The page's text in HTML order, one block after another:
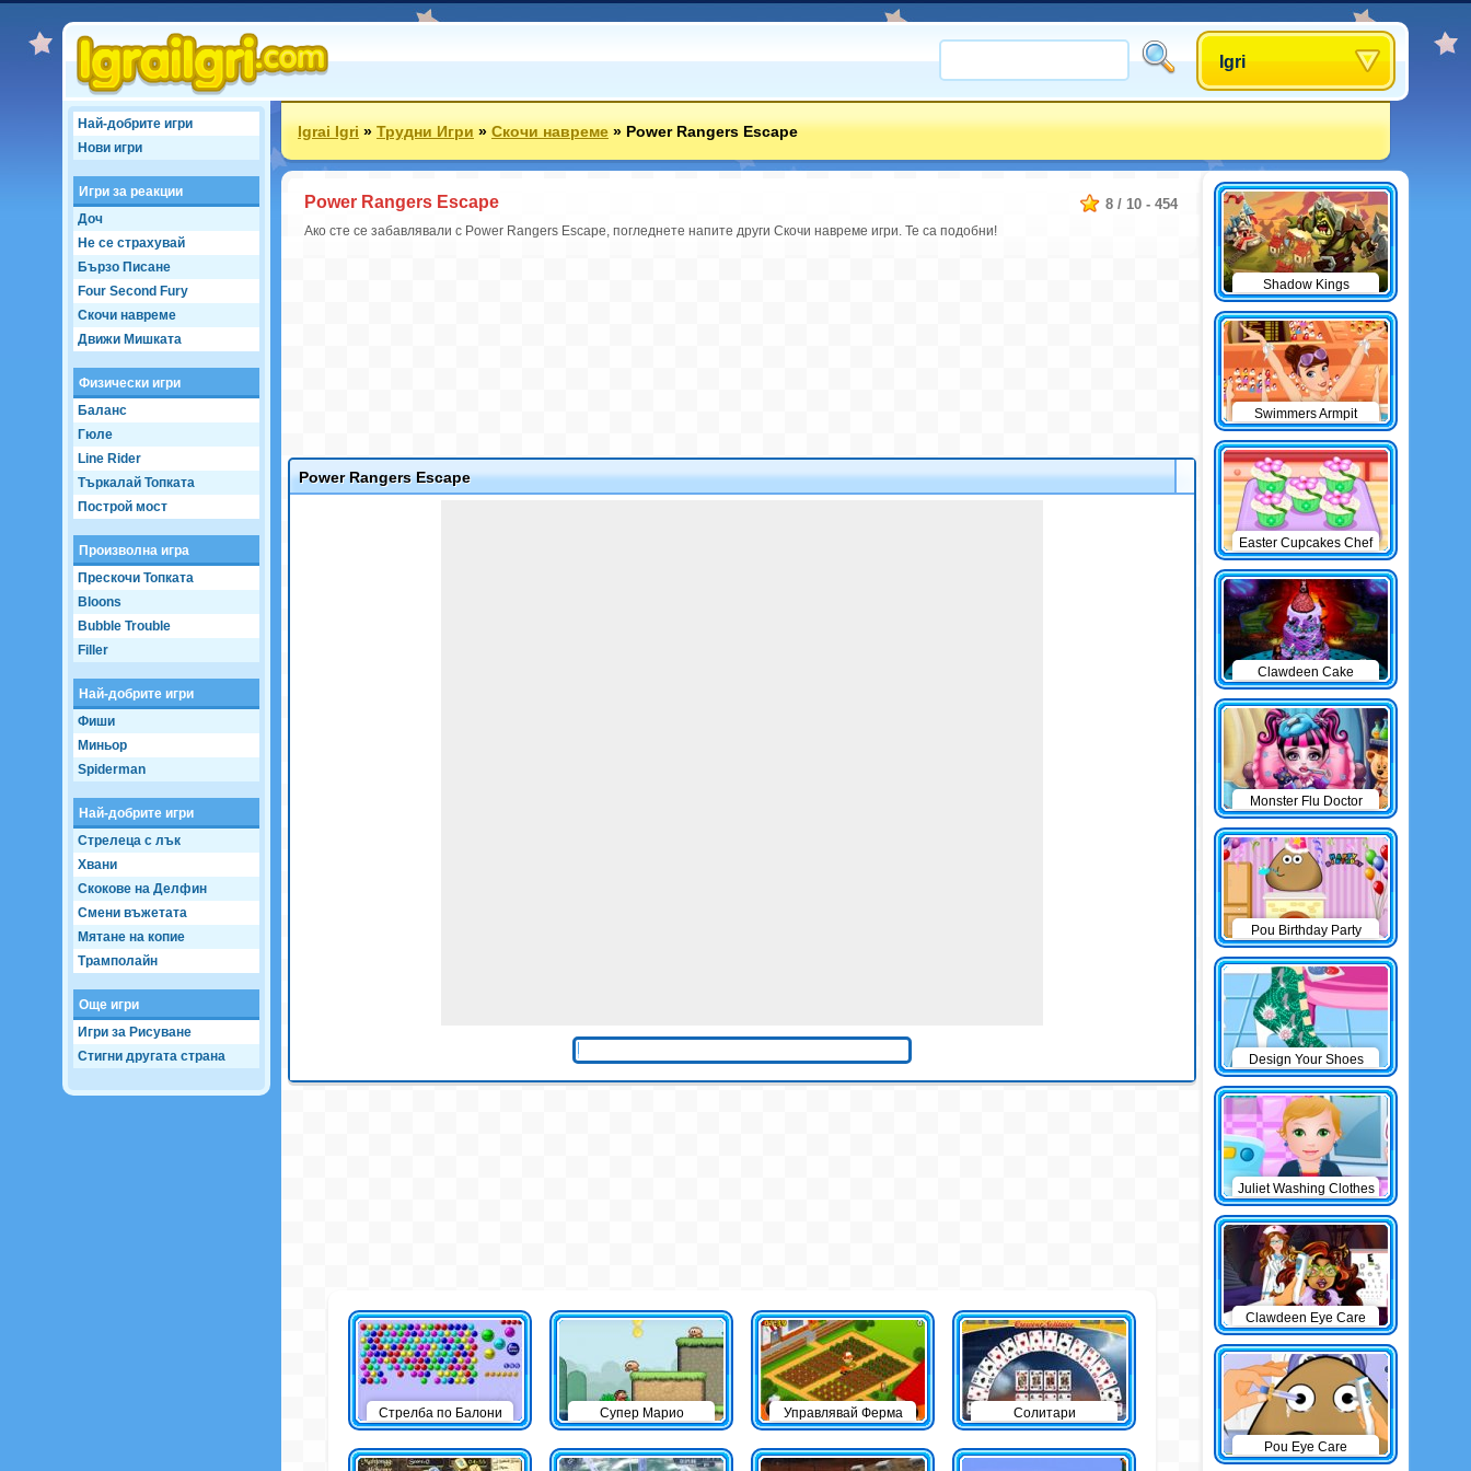
Igri
Най-добрите игри
Нови игри
Игри за реакции
Доч
Не се страхувай
Бързо Писане
Four Second Fury
Скочи навреме
Движи Мишката
Физически игри
Баланс
Гюле
Line Rider
Търкалай Топката
Построй мост
Произволна игра
Прескочи Топката
Bloons
Bubble Trouble
Filler
Най-добрите игри
Фиши
Миньор
Spiderman
Най-добрите игри
Стрелеца с лък
Хвани
Скокове на Делфин
Смени въжетата
Мятане на копие
Трамполайн
Още игри
Игри за Рисуване
Стигни другата страна
Igrai Igri»Трудни Игри»Скочи навреме»Power Rangers Escape
8 / 10 - 454
Power Rangers Escape
Ако сте се забавлявали с Power Rangers Escape, погледнете напите други Скочи навреме игри. Те са подобни!
Power Rangers Escape
Стрелба по Балони Супер Марио Управлявай Ферма Солитари
Shadow Kings
Swimmers Armpit
Easter Cupcakes Chef
Clawdeen Cake
Monster Flu Doctor
Pou Birthday Party
Design Your Shoes
Juliet Washing Clothes
Clawdeen Eye Care
Pou Eye Care